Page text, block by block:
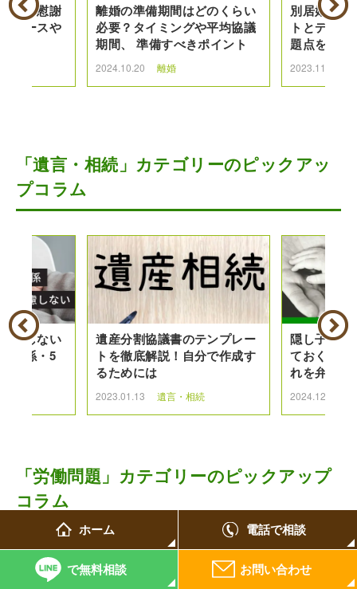
合の慰謝
ケースや
離婚の準備期間はどのくらい
必要？タイミングや平均協議
期間、 準備すべきポイント
2024.10.20 離婚
別居婚とは
トとデメ
題点を解説
2023.11.30
「遺言・相続」カテゴリーのピックアッ
プコラム
慮しない
関係・5
遺産分割協議書のテンプレー
トを徹底解説！自分で作成す
るためには
2023.01.13 遺言・相続
隠し子の相
ておくべき
れを弁護士
2024.12.27
「労働問題」カテゴリーのピックアップ
コラム
ホーム 電話で相談
で無料相談 お問い合わせ